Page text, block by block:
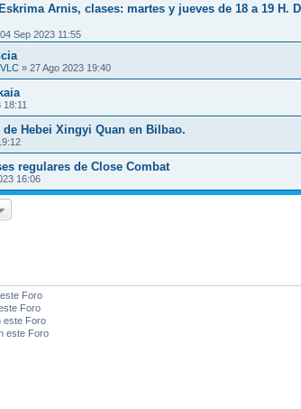
Arnis, clases: martes y jueves de 18 a 19 H.
04 Sep 2023 11:55
» 27 Ago 2023 19:40
18:11
Hebei Xingyi Quan en Bilbao.
regulares de Close Combat
16:06
Foro
Foro
este Foro
este Foro